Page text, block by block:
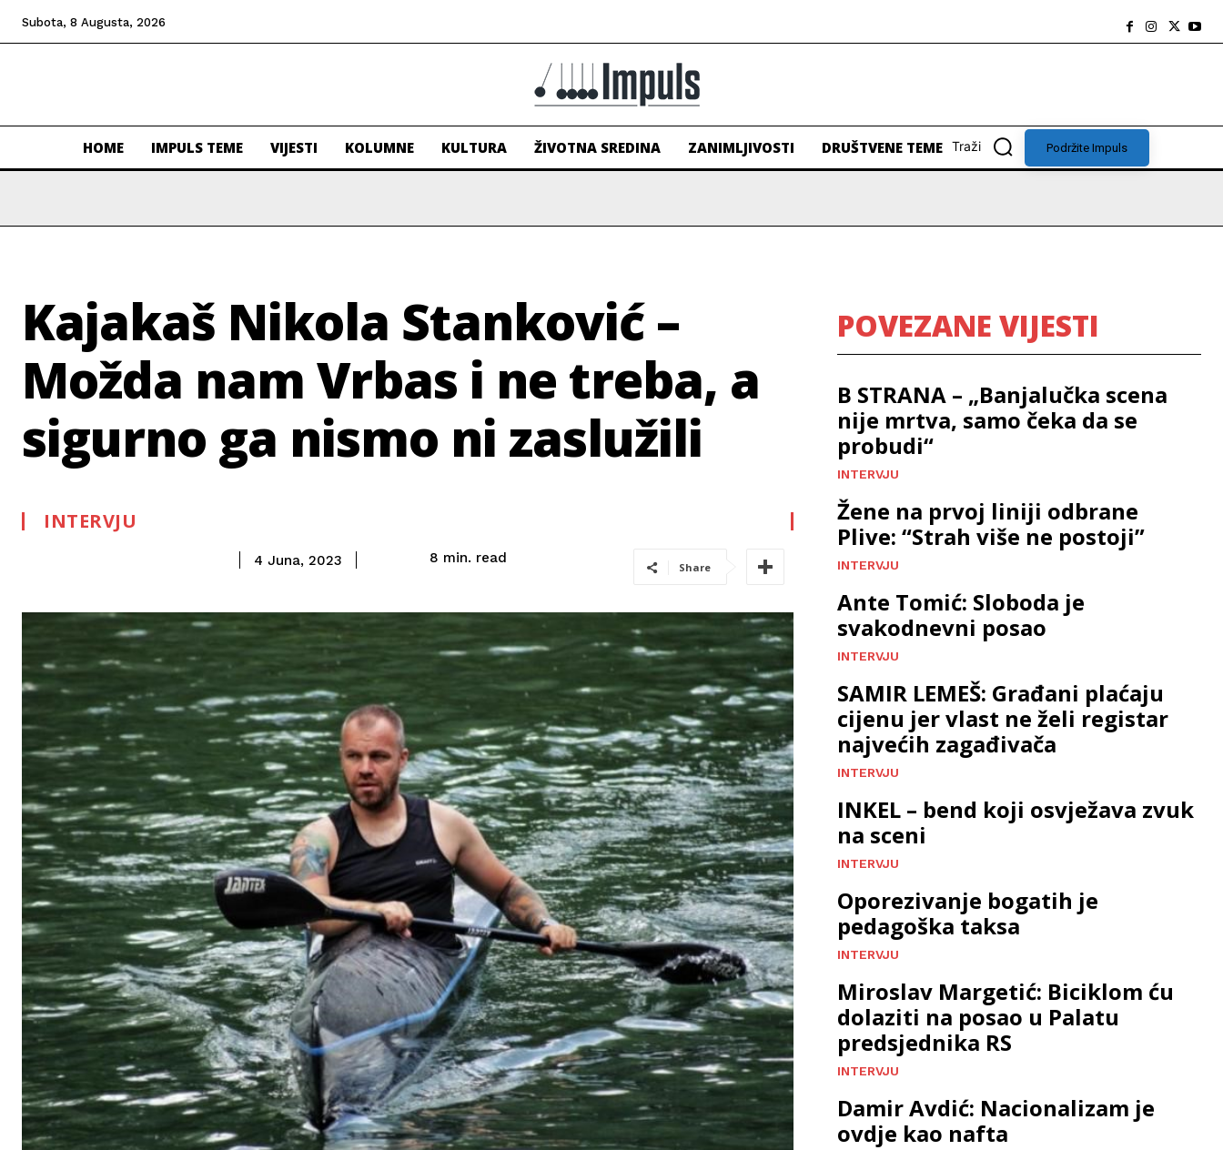
Subota, 8 Augusta, 2026
HOME IMPULS TEME VIJESTI KOLUMNE KULTURA ŽIVOTNA SREDINA ZANIMLJIVOSTI DRUŠTVENE TEME Traži Podržite Impuls
Kajakaš Nikola Stanković –
Možda nam Vrbas i ne treba, a
sigurno ga nismo ni zaslužili
INTERVJU
4 Juna, 2023 8 min. read
Share
POVEZANE VIJESTI
B STRANA – „Banjalučka scena
nije mrtva, samo čeka da se
probudi“
INTERVJU
Žene na prvoj liniji odbrane
Plive: “Strah više ne postoji”
INTERVJU
Ante Tomić: Sloboda je
svakodnevni posao
INTERVJU
SAMIR LEMEŠ: Građani plaćaju
cijenu jer vlast ne želi registar
najvećih zagađivača
INTERVJU
INKEL – bend koji osvježava zvuk
na sceni
INTERVJU
Oporezivanje bogatih je
pedagoška taksa
INTERVJU
Miroslav Margetić: Biciklom ću
dolaziti na posao u Palatu
predsjednika RS
INTERVJU
Damir Avdić: Nacionalizam je
ovdje kao nafta